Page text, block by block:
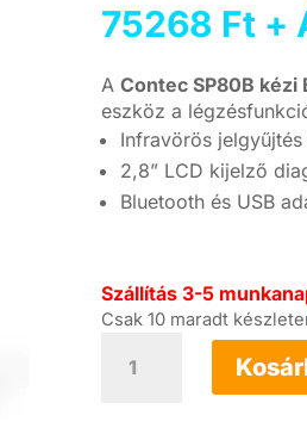
75268 Ft +
A Contec SP80B
eszköz a
Infravörös
2,8” LCD kijelző
Bluetooth és USB
Szállítás 3-5
Csak 10 maradt
SP80B